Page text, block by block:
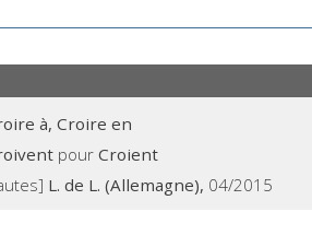
à, Croire en
pour Croient
L. de L. (Allemagne), 04/2015